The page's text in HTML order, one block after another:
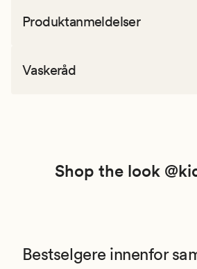
Produktanmeldelser
Vaskeråd
Shop the look
Bestselgere innenfor